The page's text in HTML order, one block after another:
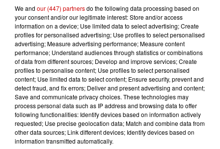
Gagnez vos entrées pour le
Musée du Sport Automobile au
Mans !
Alouette vous invite à
Futuroscope Xperiences !
We and our (447) partnersdo the following data processing based on
your consent and/or our legitimate interest: Store and/or access
information on a device; Use limited data to select advertising; Create
profiles for personalised advertising; Use profiles to select personalised
advertising; Measure advertising performance; Measure content
performance; Understand audiences through statistics or combinations
of data from different sources; Develop and improve services; Create
profiles to personalise content; Use profiles to select personalised
content; Use limited data to select content; Ensure security, prevent and
detect fraud, and fix errors; Deliver and present advertising and content;
Save and communicate privacy choices. These technologies may
process personal data such as IP address and browsing data to offer
following functionalities: Identify devices based on information actively
requested; Use precise geolocation data; Match and combine data from
other data sources; Link different devices; Identify devices based on
information transmitted automatically.